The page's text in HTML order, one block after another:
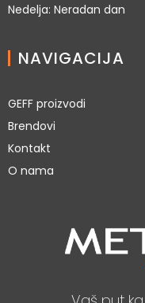
Nedelja: Neradan dan
NAVIGACIJA
GEFF proizvodi
Brendovi
Kontakt
O nama